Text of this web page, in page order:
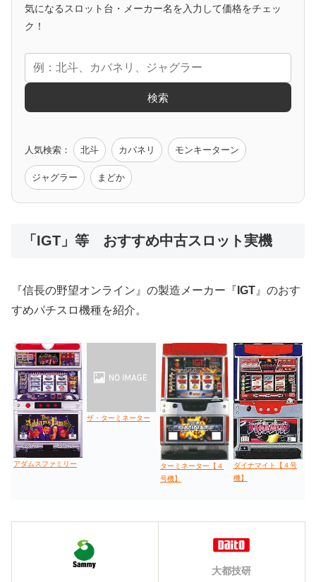
アニメタイアップ
エヴァ コードギアス 化物語 炎炎ノ消防隊
モンハン バイオ ペルソナ
気になるスロット台・メーカー名を入力して価格をチェッ
ク！
検索
人気検索： 北斗 カバネリ モンキーターン
ジャグラー まどか
「IGT」等 おすすめ中古スロット実機
『信長の野望オンライン』の製造メーカー『 IGT 』のおす
すめパチスロ機種を紹介。
アダムスファミリー
ザ・ターミネーター
ターミネーター【４
号機】
ダイナマイト【４号
機】
大都技研